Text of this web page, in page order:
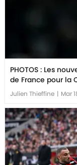
PHOTOS : Les
de France pour la
Julien Thieffine | Mar